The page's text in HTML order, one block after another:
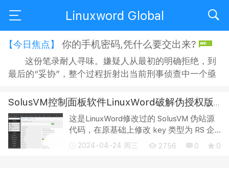
Linuxword Global
【今日焦点】 你的手机密码,凭什么要交出来?
这份笔录耐人寻味。嫌疑人从最初的明确拒绝，到
最后的“妥协”，整个过程折射出当前刑事侦查中一个亟
拒绝？拒绝之后，侦查人员又能采取何种方式“说服”？
在“思想教育”的名义下，嫌疑人的沉默权与隐私权究竟
获得了多大程度的保障？ 智能手机早已不是单纯的通讯
工具，它承...
SolusVM控制面板软件LinuxWord破解伪授权版本授权码,终身免费（新增多地）
这是LinuxWord修改过的 SolusVM 伪站源
代码，在原基础上修改 key 类型为 RS 企
业授权。(可以更改) 支持正版，请购买官
2024-04-24 周三 2756 0 0